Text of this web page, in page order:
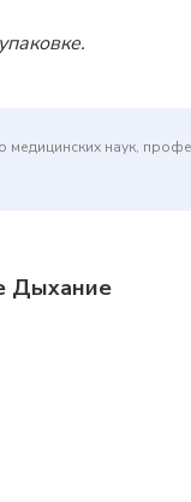
медицинских наук,
Дыхание